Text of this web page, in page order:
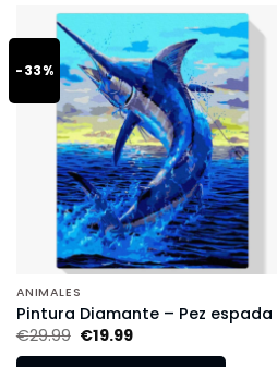
-33%
ANIMALES
Pintura Diamante – Pez espada
€29.99 €19.99